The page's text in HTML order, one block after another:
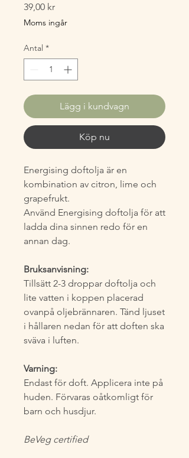
39,00 krPris
Moms ingår
Antal *
Lägg i kundvagn
Köp nu
Energising doftolja är en
kombination av citron, lime och
grapefrukt.
Använd Energising doftolja för att
ladda dina sinnen redo för en
annan dag.
Bruksanvisning:
Tillsätt 2-3 droppar doftolja och
lite vatten i koppen placerad
ovanpå oljebrännaren. Tänd ljuset
i hållaren nedan för att doften ska
sväva i luften.
Varning:
Endast för doft. Applicera inte på
huden. Förvaras oåtkomligt för
barn och husdjur.
BeVeg certified